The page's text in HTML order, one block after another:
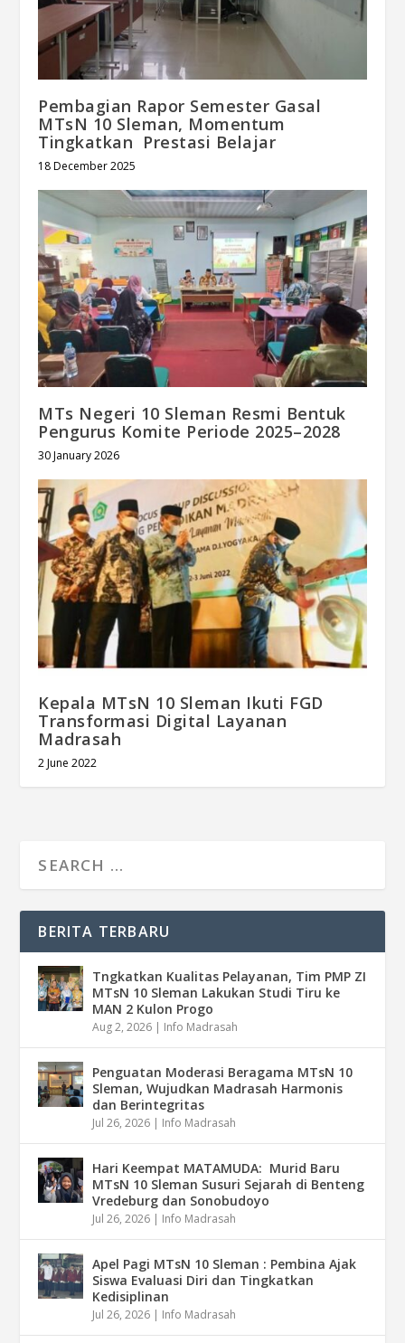
Pembagian Rapor Semester Gasal
MTsN 10 Sleman, Momentum
Tingkatkan Prestasi Belajar
18 December 2025
MTs Negeri 10 Sleman Resmi Bentuk
Pengurus Komite Periode 2025–2028
30 January 2026
Kepala MTsN 10 Sleman Ikuti FGD
Transformasi Digital Layanan
Madrasah
2 June 2022
BERITA TERBARU
Tngkatkan Kualitas Pelayanan, Tim PMP ZI
MTsN 10 Sleman Lakukan Studi Tiru ke
MAN 2 Kulon Progo
Aug 2, 2026 | Info Madrasah
Penguatan Moderasi Beragama MTsN 10
Sleman, Wujudkan Madrasah Harmonis
dan Berintegritas
Jul 26, 2026 | Info Madrasah
Hari Keempat MATAMUDA: Murid Baru
MTsN 10 Sleman Susuri Sejarah di Benteng
Vredeburg dan Sonobudoyo
Jul 26, 2026 | Info Madrasah
Apel Pagi MTsN 10 Sleman : Pembina Ajak
Siswa Evaluasi Diri dan Tingkatkan
Kedisiplinan
Jul 26, 2026 | Info Madrasah